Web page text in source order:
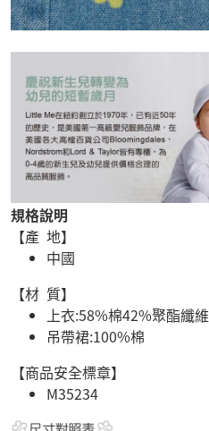
規格說明
【產 地】
中國
【材 質】
上衣:58%棉42%聚酯纖維
吊帶裙:100%棉
【商品安全標章】
M35234